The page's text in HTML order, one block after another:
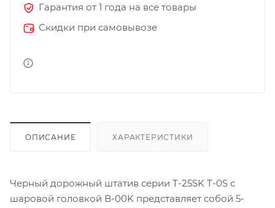
Гарантия от 1 года на все товары
Скидки при самовывозе
ОПИСАНИЕ ХАРАКТЕРИСТИКИ
Черный дорожный штатив серии T-25SK T-0S с
шаровой головкой B-00K представляет собой 5-